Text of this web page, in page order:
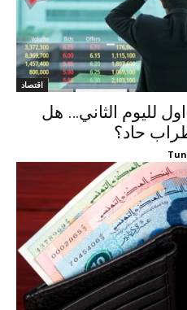
اقتصاد
لليوم الثاني… هل
حاد؟